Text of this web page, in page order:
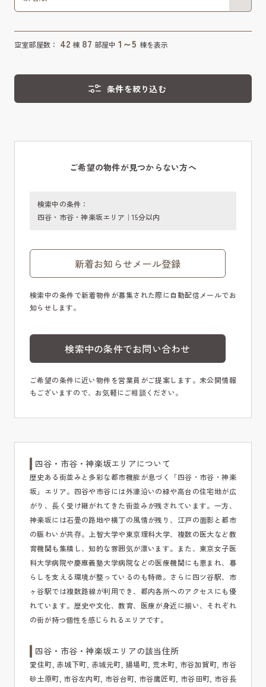
空室部屋数： 42 棟 87 部屋中 1～5 棟を表示
条件を絞り込む
ご希望の物件が見つからない方へ
検索中の条件：
四谷・市谷・神楽坂エリア｜15分以内
新着お知らせメール登録
検索中の条件で新着物件が募集された際に自動配信メールでお
知らせします。
検索中の条件でお問い合わせ
ご希望の条件に近い物件を営業員がご提案します。未公開情報
もございますので、お気軽にご相談ください。
四谷・市谷・神楽坂エリアについて
歴史ある街並みと多彩な都市機能が息づく「四谷・市谷・神楽
坂」エリア。四谷や市谷には外濠沿いの緑や高台の住宅地が広
がり、長く受け継がれてきた街並みが残されています。一方、
神楽坂には石畳の路地や横丁の風情が残り、江戸の面影と都市
の賑わいが共存。上智大学や東京理科大学、複数の医大など教
育機関も集積し、知的な雰囲気が漂います。また、東京女子医
科大学病院や慶應義塾大学病院などの医療機関にも恵まれ、暮
らしを支える環境が整っているのも特徴。さらに四ツ谷駅、市
ヶ谷駅では複数路線が利用でき、都内各所へのアクセスにも優
れています。歴史や文化、教育、医療が身近に揃い、それぞれ
の街が持つ個性を感じられるエリアです。
四谷・市谷・神楽坂エリアの該当住所
愛住町, 赤城下町, 赤城元町, 揚場町, 荒木町, 市谷加賀町, 市谷
砂土原町, 市谷左内町, 市谷台町, 市谷鷹匠町, 市谷田町, 市谷長